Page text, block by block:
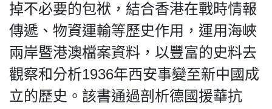
掉不必要的包袱，結合香港在戰時情報
傳遞、物資運輸等歷史作用，運用海峽
兩岸暨港澳檔案資料，以豐富的史料去
觀察和分析1936年西安事變至新中國成
立的歷史。該書通過剖析德國援華抗